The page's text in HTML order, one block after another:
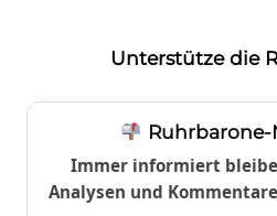
Unterstütze die
Immer informiert
Analysen und